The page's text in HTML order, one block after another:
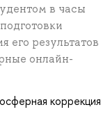
в часы
его результатов
онлайн-
коррекция